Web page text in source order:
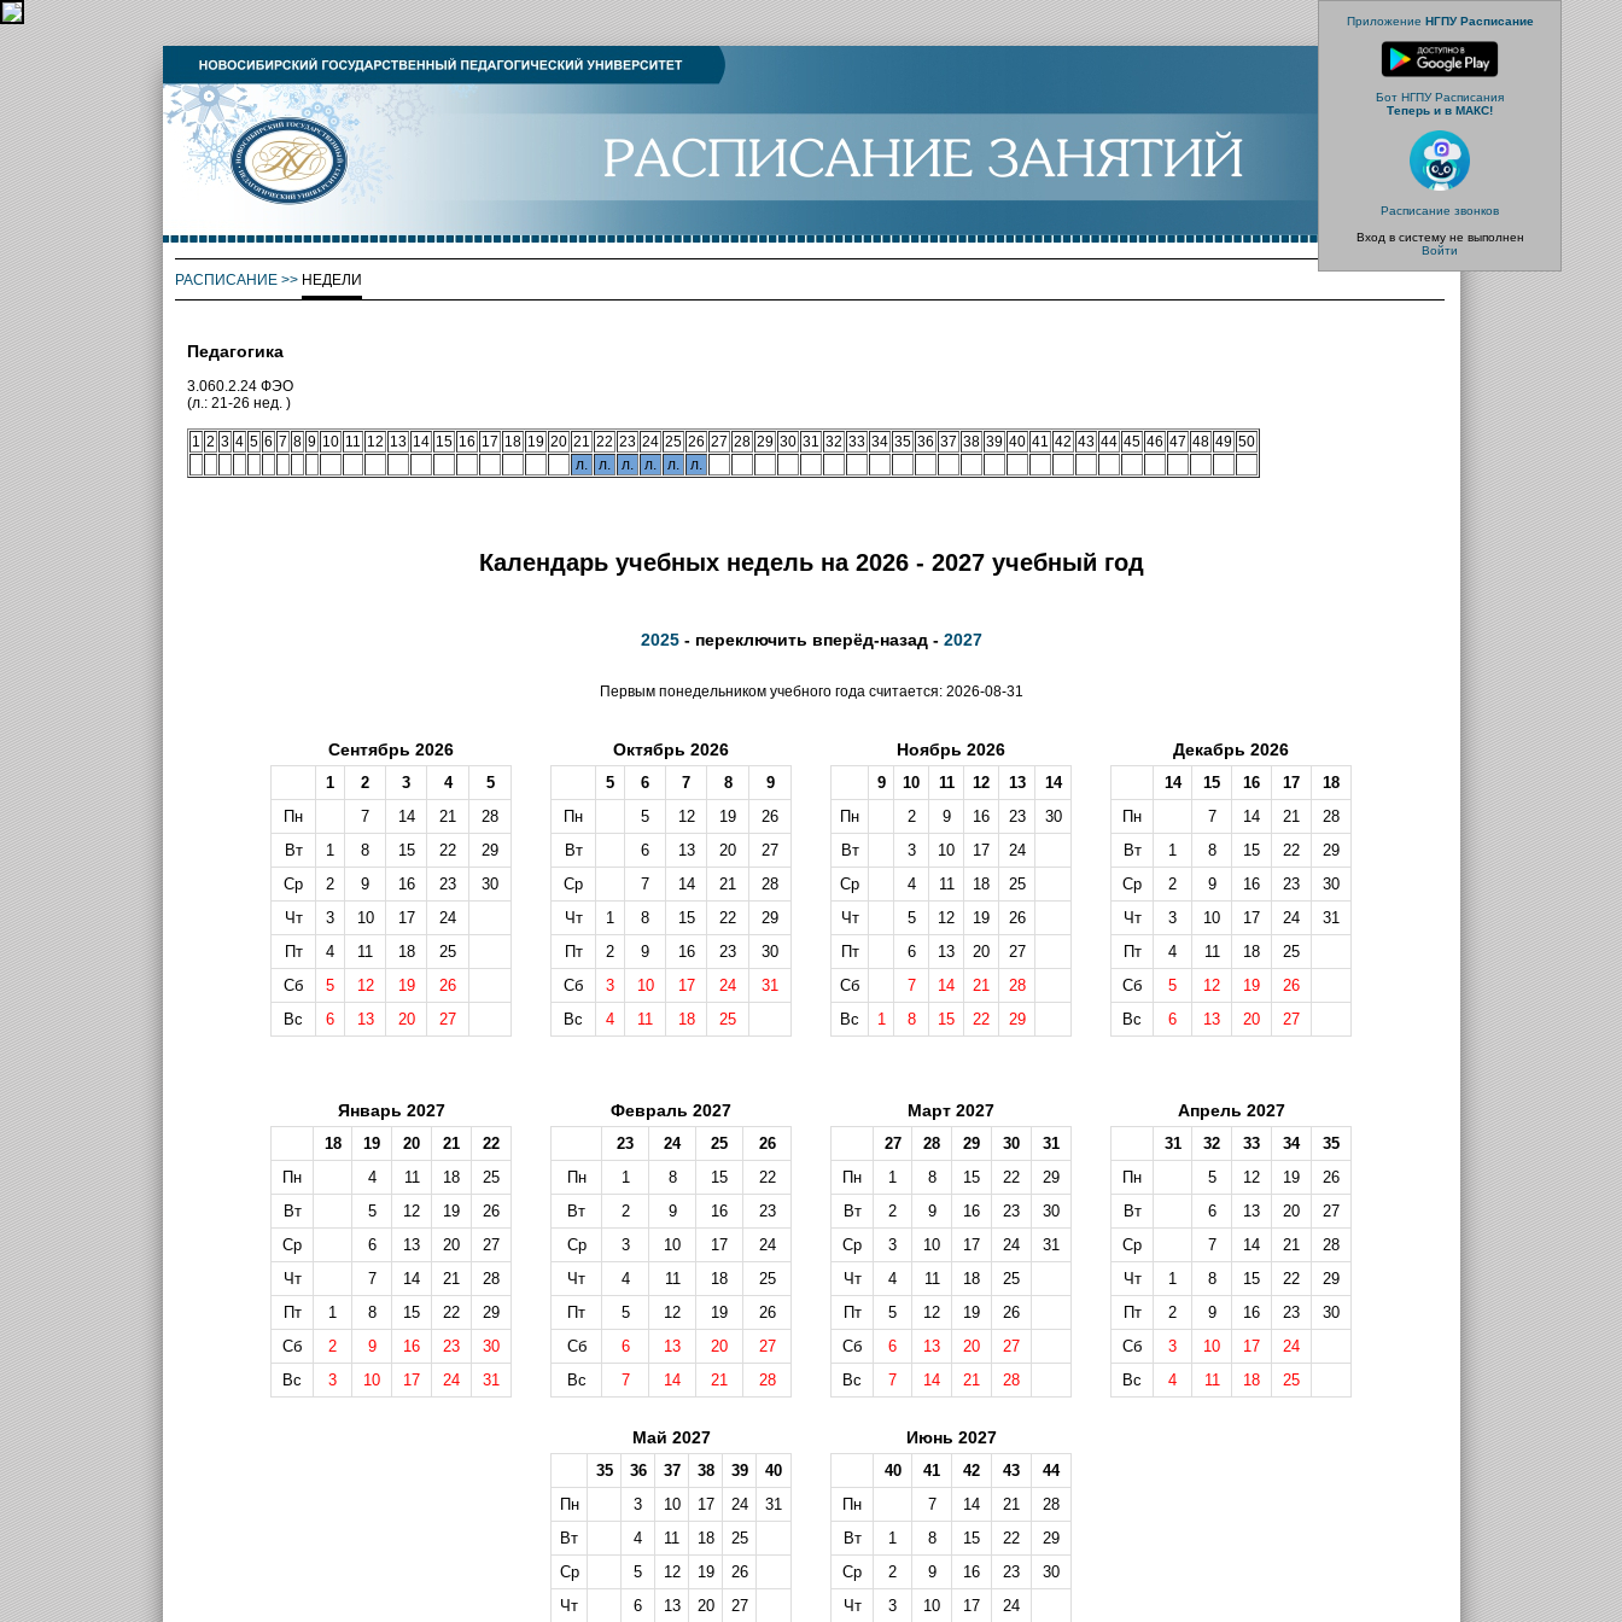
Приложение НГПУ Расписание
Бот НГПУ Расписания
Теперь и в МАКС!
Расписание звонков
Вход в систему не выполнен
Войти
РАСПИСАНИЕ>> НЕДЕЛИ
Педагогика
3.060.2.24 ФЭО
(л.: 21-26 нед. )
1 2 3 4 5 6 7 8 9 10 11 12 13 14 15 16 17 18 19 20 21 22 23 24 25 26 27 28 29 30 31 32 33 34 35 36 37 38 39 40 41 42 43 44 45 46 47 48 49 50
л.
л. л. л. л. л.
Календарь учебных недель на 2026 - 2027 учебный год
2025- переключить вперёд-назад - 2027
Первым понедельником учебного года считается: 2026-08-31
Сентябрь 2026
1 2 3 4
5
Пн
7 14 21
28
Вт
1 8 15 22
29
Ср
2 9 16 23
30
Чт
3 10 17
24
Пт
4 11 18
25
Сб
5 12 19
26
Вс
6 13 20 27
Октябрь 2026
5 6 7 8
9
Пн
5 12 19
26
Вт
6 13 20
27
Ср
7 14 21
28
Чт
1 8 15 22
29
Пт
2 9 16 23
30
Сб
3 10 17 24
31
Вс
4 11 18 25
Ноябрь 2026
9 10 11 12 13
14
Пн
2 9 16 23
30
Вт
3 10 17
24
Ср
4 11 18
25
Чт
5 12 19
26
Пт
6 13 20
27
Сб
7 14 21
28
Вс
1 8 15 22 29
Декабрь 2026
14 15 16 17
18
Пн
7 14 21
28
Вт
1 8 15 22
29
Ср
2 9 16 23
30
Чт
3 10 17 24
31
Пт
4 11 18
25
Сб
5 12 19
26
Вс
6 13 20 27
Январь 2027
18 19 20 21
22
Пн
4 11 18
25
Вт
5 12 19
26
Ср
6 13 20
27
Чт
7 14 21
28
Пт
1 8 15 22
29
Сб
2 9 16 23
30
Вс
3 10 17 24 31
Февраль 2027
23 24 25
26
Пн
1 8 15
22
Вт
2 9 16
23
Ср
3 10 17
24
Чт
4 11 18
25
Пт
5 12 19
26
Сб
6 13 20
27
Вс
7 14 21 28
Март 2027
27 28 29 30
31
Пн
1 8 15 22
29
Вт
2 9 16 23
30
Ср
3 10 17 24
31
Чт
4 11 18
25
Пт
5 12 19
26
Сб
6 13 20
27
Вс
7 14 21 28
Апрель 2027
31 32 33 34
35
Пн
5 12 19
26
Вт
6 13 20
27
Ср
7 14 21
28
Чт
1 8 15 22
29
Пт
2 9 16 23
30
Сб
3 10 17
24
Вс
4 11 18 25
Май 2027
35 36 37 38 39
40
Пн
3 10 17 24
31
Вт
4 11 18
25
Ср
5 12 19
26
Чт
6 13 20 27
Июнь 2027
40 41 42 43
44
Пн
7 14 21
28
Вт
1 8 15 22
29
Ср
2 9 16 23
30
Чт
3 10 17 24